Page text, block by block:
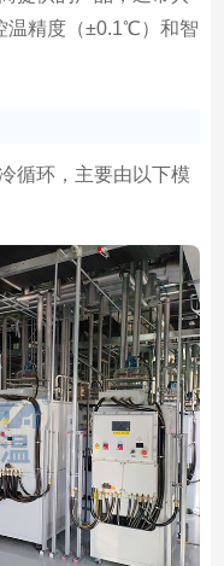
精度（±0.1℃）和智
循环，主要由以下模